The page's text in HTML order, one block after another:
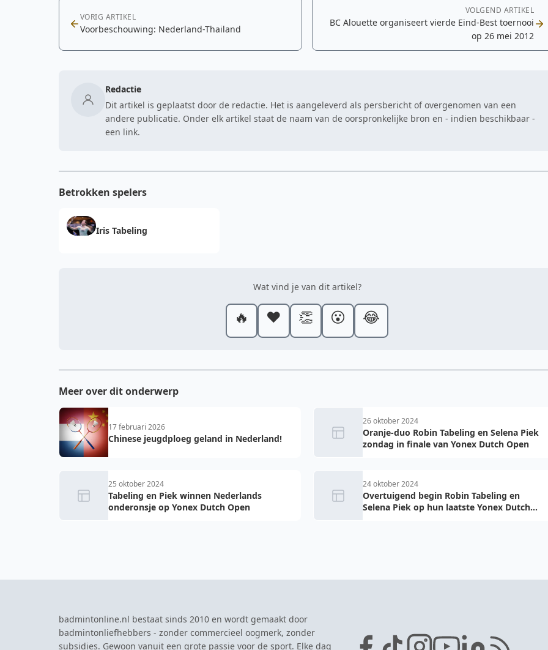
VORIG ARTIKEL
Voorbeschouwing: Nederland-Thailand
VOLGEND ARTIKEL
BC Alouette organiseert vierde Eind-Best toernooi
op 26 mei 2012
Redactie
Dit artikel is geplaatst door de redactie. Het is aangeleverd als persbericht of overgenomen van een
andere publicatie. Onder elk artikel staat de naam van de oorspronkelijke bron en - indien beschikbaar -
een link.
Betrokken spelers
Iris Tabeling
Wat vind je van dit artikel?
🔥 ❤️ 👏 😮 😂
Meer over dit onderwerp
17 februari 2026
Chinese jeugdploeg geland in Nederland!
26 oktober 2024
Oranje-duo Robin Tabeling en Selena Piek
zondag in finale van Yonex Dutch Open
25 oktober 2024
Tabeling en Piek winnen Nederlands
onderonsje op Yonex Dutch Open
24 oktober 2024
Overtuigend begin Robin Tabeling en
Selena Piek op hun laatste Yonex Dutch
badmintonline.nl bestaat sinds 2010 en wordt gemaakt door
badmintonliefhebbers - zonder commercieel oogmerk, zonder
subsidies. Gewoon vanuit een grote passie voor de sport. Elke dag